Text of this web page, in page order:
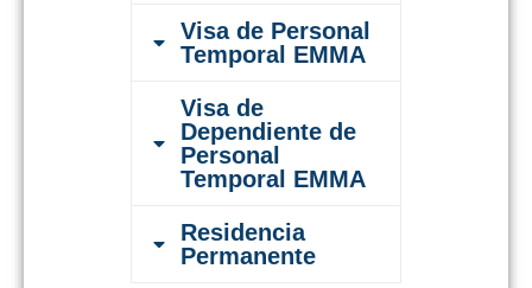
Visa de Personal
Temporal EMMA
Visa de
Dependiente de
Personal
Temporal EMMA
Residencia
Permanente